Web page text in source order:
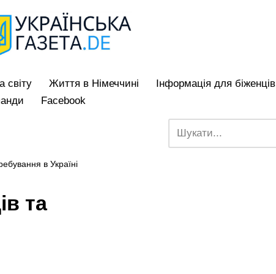
світу Життя в Німеччині
Iнформація для біженців
Facebook
в Україні
та